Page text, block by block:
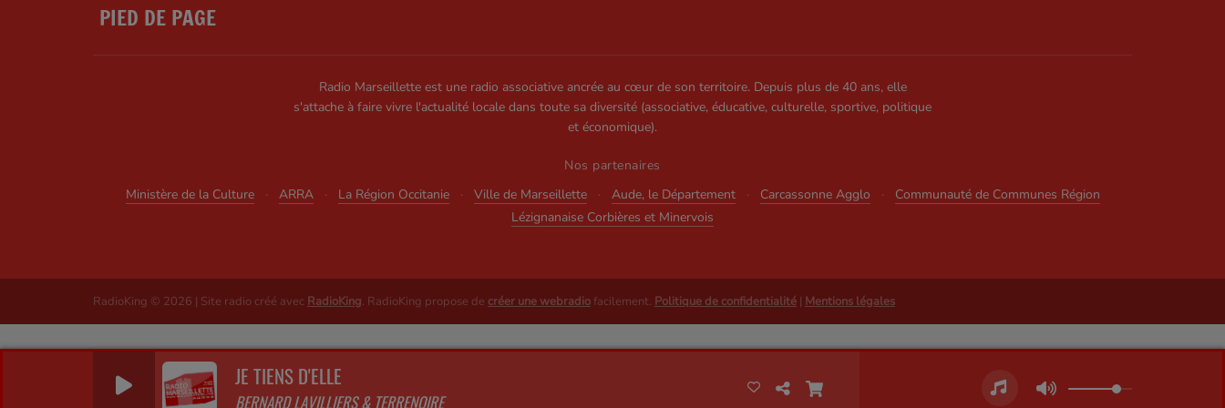
JE TIENS D'ELLE
BERNARD LAVILLIERS & TERRENOIRE
PIED DE PAGE
Radio Marseillette est une radio associative ancrée au cœur de son territoire. Depuis plus de 40 ans, elle
s'attache à faire vivre l'actualité locale dans toute sa diversité (associative, éducative, culturelle, sportive, politique
et économique).
Nos partenaires
Ministère de la Culture
· ARRA · La Région Occitanie · Ville de Marseillette · Aude, le Département · Carcassonne Agglo ·
Communauté de Communes Région
Lézignanaise Corbières et Minervois
RadioKing © 2026 | Site radio créé avec RadioKing. RadioKing propose de créer une webradio facilement. Politique de confidentialité | Mentions légales